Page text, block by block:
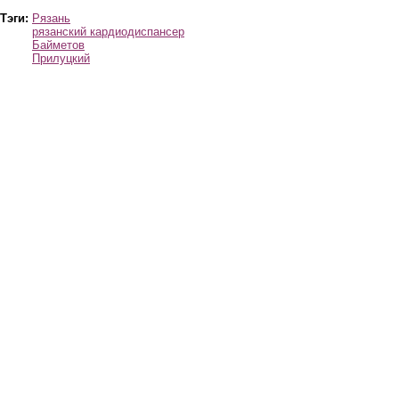
Тэги: Рязань
рязанский кардиодиспансер
Байметов
Прилуцкий